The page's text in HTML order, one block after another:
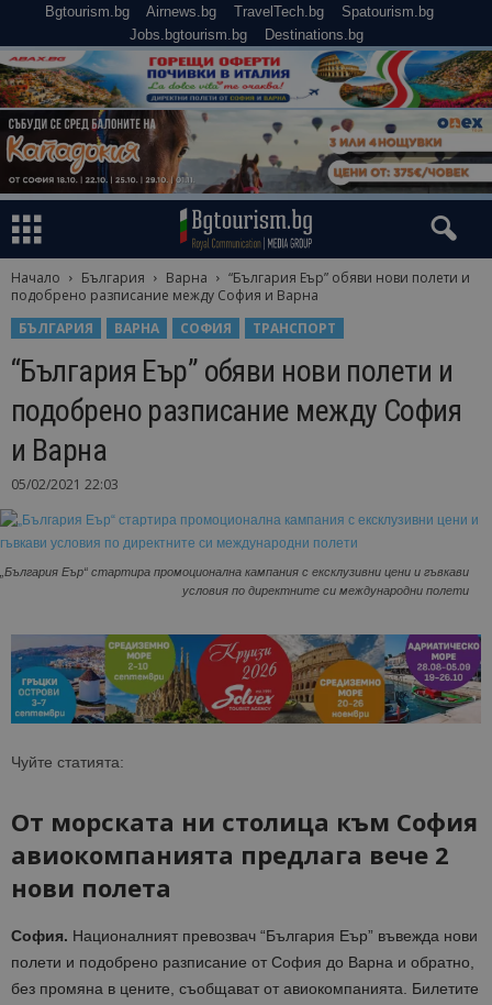
Bgtourism.bg Airnews.bg TravelTech.bg
Spatourism.bg
Jobs.bgtourism.bg
Destinations.bg
Начало България Варна
“България Еър” обяви нови полети и
подобрено разписание между София и Варна
БЪЛГАРИЯ
ВАРНА СОФИЯ ТРАНСПОРТ
“България Еър” обяви нови полети и
подобрено разписание между София
и Варна
05/02/2021 22:03
„България Еър“ стартира промоционална кампания с ексклузивни цени и гъвкави
условия по директните си международни полети
Чуйте статията:
От морската ни столица към София
авиокомпанията предлага вече 2
нови полета
София. Националният превозвач “България Еър” въвежда нови
полети и подобрено разписание от София до Варна и обратно,
без промяна в цените, съобщават от авиокомпанията. Билетите